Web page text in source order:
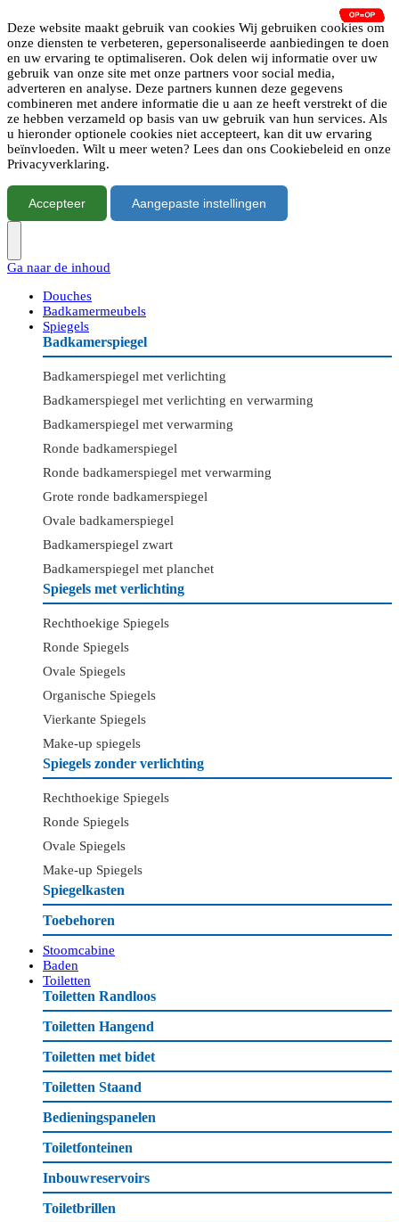
Deze website maakt gebruik van cookies Wij gebruiken cookies om
onze diensten te verbeteren, gepersonaliseerde aanbiedingen te doen
en uw ervaring te optimaliseren. Ook delen wij informatie over uw
gebruik van onze site met onze partners voor social media,
adverteren en analyse. Deze partners kunnen deze gegevens
combineren met andere informatie die u aan ze heeft verstrekt of die
ze hebben verzameld op basis van uw gebruik van hun services. Als
u hieronder optionele cookies niet accepteert, kan dit uw ervaring
beïnvloeden. Wilt u meer weten? Lees dan ons Cookiebeleid en onze
Privacyverklaring.
Accepteer Aangepaste instellingen
Ga naar de inhoud
Douches
Badkamermeubels
Spiegels
Badkamerspiegel
Badkamerspiegel met verlichting
Badkamerspiegel met verlichting en verwarming
Badkamerspiegel met verwarming
Ronde badkamerspiegel
Ronde badkamerspiegel met verwarming
Grote ronde badkamerspiegel
Ovale badkamerspiegel
Badkamerspiegel zwart
Badkamerspiegel met planchet
Spiegels met verlichting
Rechthoekige Spiegels
Ronde Spiegels
Ovale Spiegels
Organische Spiegels
Vierkante Spiegels
Make-up spiegels
Spiegels zonder verlichting
Rechthoekige Spiegels
Ronde Spiegels
Ovale Spiegels
Make-up Spiegels
Spiegelkasten
Toebehoren
Stoomcabine
Baden
Toiletten
Toiletten Randloos
Toiletten Hangend
Toiletten met bidet
Toiletten Staand
Bedieningspanelen
Toiletfonteinen
Inbouwreservoirs
Toiletbrillen